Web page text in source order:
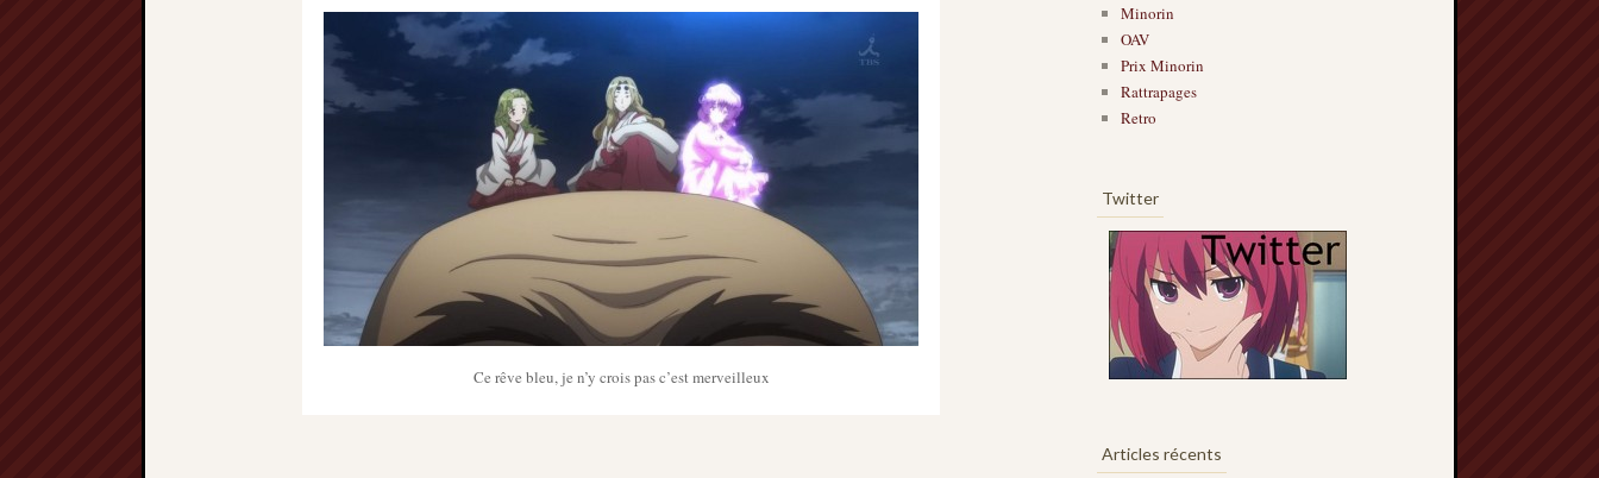
Ce rêve bleu, je n’y crois pas c’est merveilleux
Minorin
OAV
Prix Minorin
Rattrapages
Retro
Twitter
Articles récents